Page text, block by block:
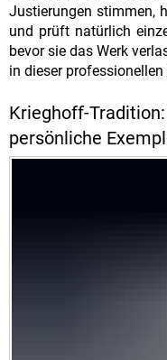
Justierungen stimmen,
und prüft natürlich
bevor sie das Werk
in dieser
Krieghoff-
persönliche